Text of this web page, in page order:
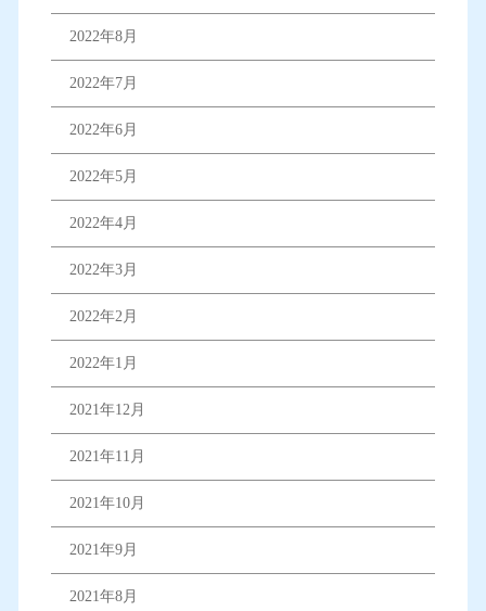
2022年8月
2022年7月
2022年6月
2022年5月
2022年4月
2022年3月
2022年2月
2022年1月
2021年12月
2021年11月
2021年10月
2021年9月
2021年8月